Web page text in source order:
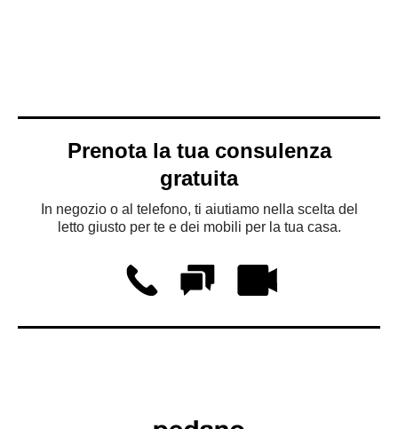
Prenota la tua consulenza
gratuita
In negozio o al telefono, ti aiutiamo nella scelta del
letto giusto per te e dei mobili per la tua casa.